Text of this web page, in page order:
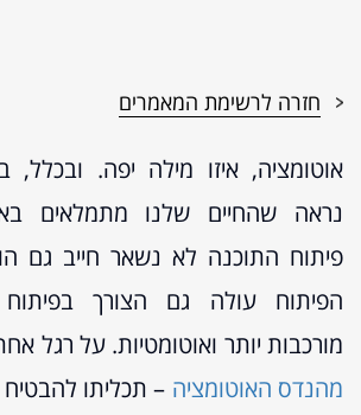
חזרה לרשימת המאמרים
אוטומציה, איזו מילה יפה. ובכלל,
נראה שהחיים שלנו מתמלאים
פיתוח התוכנה לא נשאר חייב גם
הפיתוח עולה גם הצורך
מורכבות יותר ואוטומטיות. על רגל
מהנדס האוטומציה – תכליתו